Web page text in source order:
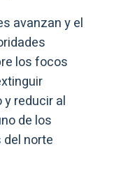
avanzan y el
los focos
reducir al
de los
norte